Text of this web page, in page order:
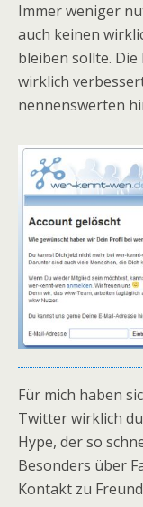
Immer weniger
auch keinen
bleiben sollte.
wirklich
nennenswerten
Für mich haben
Twitter wirklich
Hype, der so
Besonders über
Kontakt zu